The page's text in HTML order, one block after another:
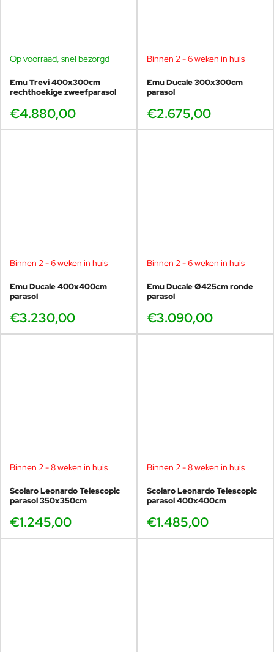
Op voorraad, snel bezorgd
Emu Trevi 400x300cm
rechthoekige zweefparasol
€4.880,00
Binnen 2 - 6 weken in huis
Emu Ducale 300x300cm
parasol
€2.675,00
Binnen 2 - 6 weken in huis
Emu Ducale 400x400cm
parasol
€3.230,00
Binnen 2 - 6 weken in huis
Emu Ducale Ø425cm ronde
parasol
€3.090,00
Binnen 2 - 8 weken in huis
Scolaro Leonardo Telescopic
parasol 350x350cm
€1.245,00
Binnen 2 - 8 weken in huis
Scolaro Leonardo Telescopic
parasol 400x400cm
€1.485,00